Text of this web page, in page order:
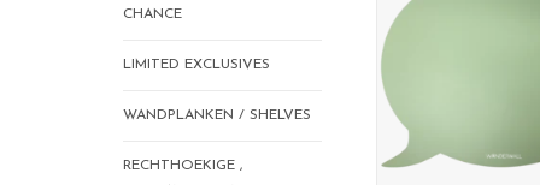
CHANCE
LIMITED EXCLUSIVES
WANDPLANKEN / SHELVES
RECHTHOEKIGE ,
De Wonderwall
made in